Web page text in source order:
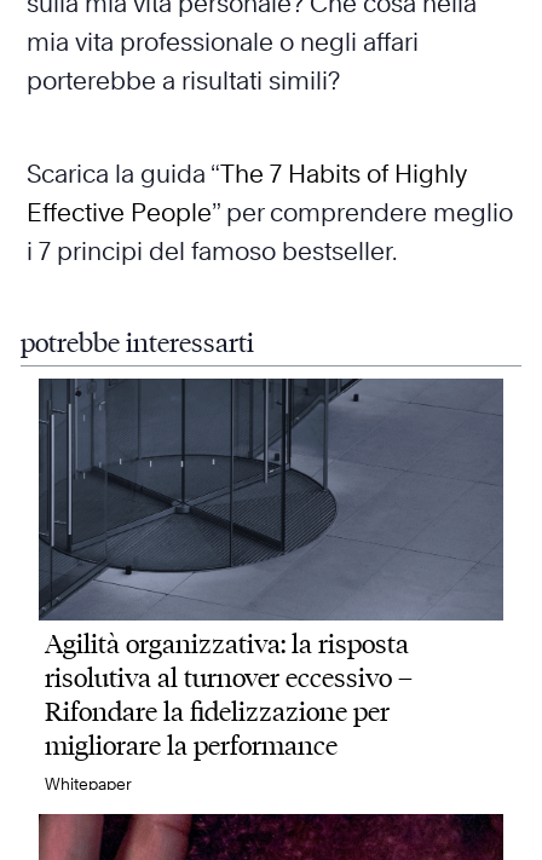
mia vita professionale o negli affari
porterebbe a risultati simili?
Scarica la guida “The 7 Habits of Highly
Effective People” per comprendere meglio
i 7 principi del famoso bestseller.
potrebbe interessarti
Agilità organizzativa: la risposta
risolutiva al turnover eccessivo –
Rifondare la fidelizzazione per
migliorare la performance
Whitepaper
In un contesto di cambiamento continuo, il
turnover…